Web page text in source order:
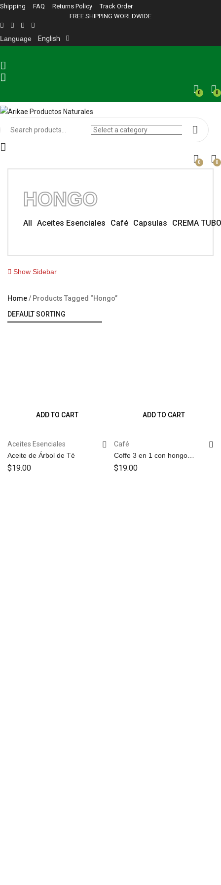
Shipping FAQ Returns Policy
Track Order
FREE SHIPPING WORLDWIDE
Language English
0
0
0
0
HONGO
All Aceites Esenciales Café Capsulas CREMA TUBO
Show Sidebar
Home Products Tagged “hongo”
ADD TO CART
Aceites Esenciales
Aceite de Árbol de Té
$19.00
ADD TO CART
Café
Coffe 3 en 1 con hongo
Ganoderma
$19.00